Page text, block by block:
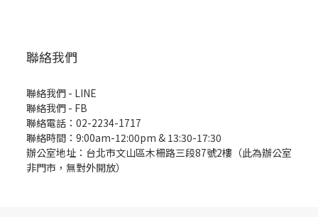
聯絡我們
聯絡我們 - LINE
聯絡我們 - FB
聯絡電話：02-2234-1717
聯絡時間：9:00am-12:00pm & 13:30-17:30
辦公室地址：台北市文山區木柵路三段87號2樓（此為辦公室
非門市，無對外開放）